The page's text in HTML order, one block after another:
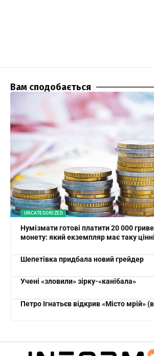
Вам сподобається
UNCATEGORIZED
Нумізмати готові платити 20 000
монету: який екземпляр має таку
Шепетівка придбала новий грейдер
Учені «зловили» зірку-«канібала»
Петро Ігнатьєв відкрив «Місто мрій»